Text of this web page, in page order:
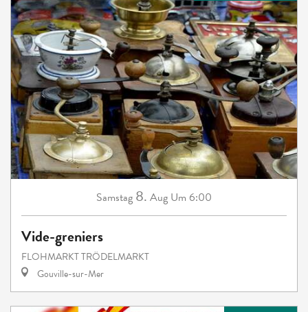
Samstag 8. Aug Um 6:00
Vide-greniers
FLOHMARKT TRÖDELMARKT
Gouville-sur-Mer